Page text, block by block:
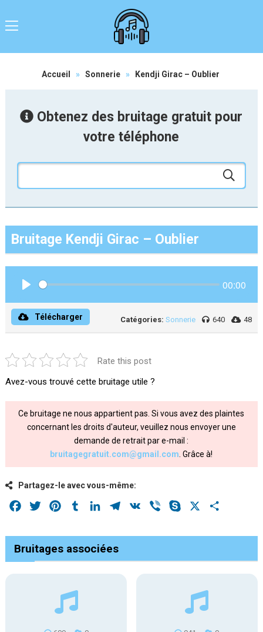
Accueil » Sonnerie » Kendji Girac – Oublier
Obtenez des bruitage gratuit pour
votre téléphone
Bruitage Kendji Girac – Oublier
00:00
Télécharger Catégories: Sonnerie 640 48
Rate this post
Avez-vous trouvé cette bruitage utile ?
Ce bruitage ne nous appartient pas. Si vous avez des plaintes
concernant les droits d'auteur, veuillez nous envoyer une
demande de retrait par e-mail :
bruitagegratuit.com@gmail.com . Grâce à!
Partagez-le avec vous-même:
Facebook
Twitter PinterestTumblrLinkedInTelegram
VK Viber Skype
Bruitages associées